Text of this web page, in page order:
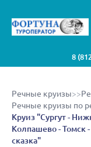
8
Речные круизы>>
Речные круизы по
Круиз "Сургут -
Колпашево - Томск
сказка"